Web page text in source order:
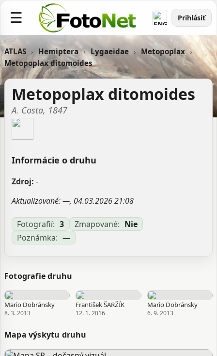
☰ Prihlásiť
ATLAS › Hemiptera › Lygaeidae › Metopoplax ›
Metopoplax ditomoides
Metopoplax ditomoides
A. Costa, 1847
Informácie o druhu
Zdroj: -
Aktualizované: —, 04.03.2026 21:08
Fotografií: 3 Zmapované: Nie
Poznámka: —
Fotografie druhu
Mario Dobránsky
8. 3. 2013
František ŠARŽÍK
12. 1. 2016
Mario Dobránsky
6. 9. 2013
Mapa výskytu druhu